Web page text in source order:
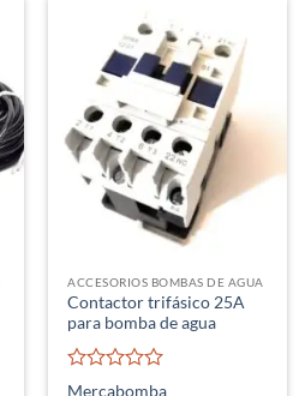
ACCESORIOS BOMBAS DE AGUA
Contactor trifásico 25A
para bomba de agua
Valorado
Mercabomba